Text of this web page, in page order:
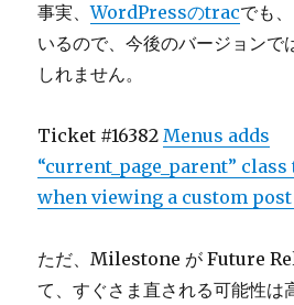
事実、WordPressのtracでも
いるので、今後のバージョンで
しれません。
Ticket #16382Menus adds
“current_page_parent”
when viewing a custom
ただ、Milestone が Future
て、すぐさま直される可能性は